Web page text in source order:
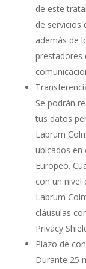
de este
de servicios
además de
prestadores
Se podrán
tus datos
Labrum
ubicados en
Europeo.
con un nivel
Labrum
cláusulas
Privacy
Plazo de
Durante 25